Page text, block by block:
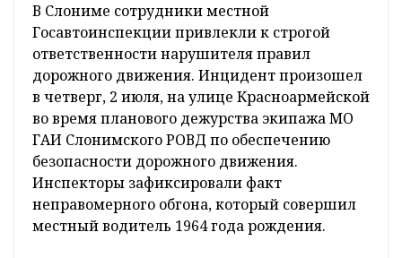
В Слониме сотрудники местной
Госавтоинспекции привлекли к строгой
ответственности нарушителя правил
дорожного движения. Инцидент произошел
в четверг, 2 июля, на улице Красноармейской
во время планового дежурства экипажа МО
ГАИ Слонимского РОВД по обеспечению
безопасности дорожного движения.
Инспекторы зафиксировали факт
неправомерного обгона, который совершил
местный водитель 1964 года рождения.